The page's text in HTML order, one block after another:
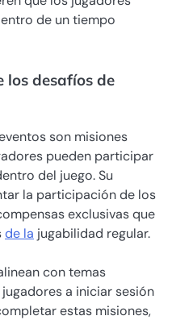
de un tiempo
los desafíos de
son misiones
pueden participar
del juego. Su
la participación de los
exclusivas que
de la jugabilidad regular.
con temas
a iniciar sesión
estas misiones,